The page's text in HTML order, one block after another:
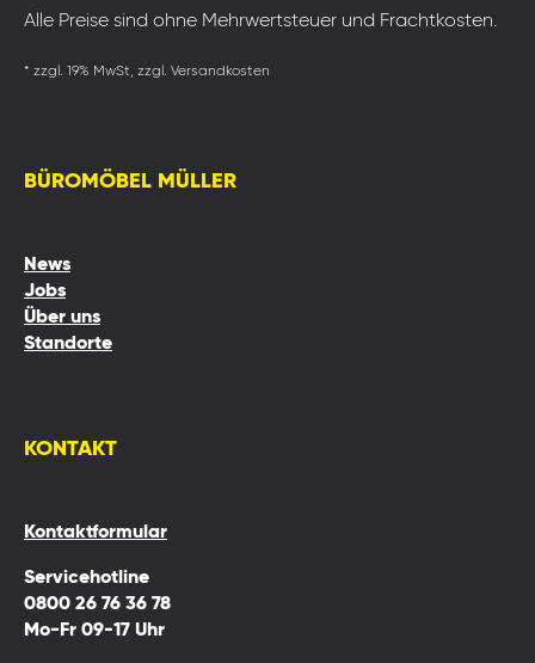
Alle Preise sind ohne Mehrwertsteuer und Frachtkosten.
* zzgl. 19% MwSt, zzgl. Versandkosten
BÜROMÖBEL MÜLLER
News
Jobs
Über uns
Standorte
KONTAKT
Kontaktformular
Servicehotline
0800 26 76 36 78
Mo-Fr 09-17 Uhr